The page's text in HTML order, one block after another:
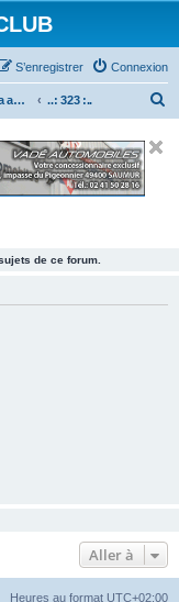
Connexion
S’enregistrer
..: Véhicules Mazda ancien (<2003) :.. ..: 323 :..
e
de ce forum.
Aller à
Heures au format UTC+02:00